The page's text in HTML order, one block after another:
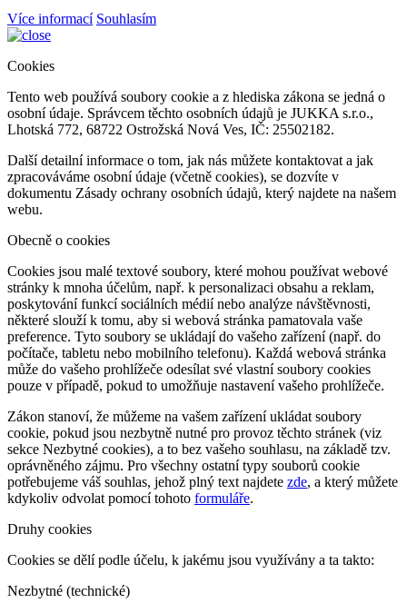
Více informací Souhlasím
Cookies
Tento web používá soubory cookie a z hlediska zákona se jedná o
osobní údaje. Správcem těchto osobních údajů je JUKKA s.r.o.,
Lhotská 772, 68722 Ostrožská Nová Ves, IČ: 25502182.
Další detailní informace o tom, jak nás můžete kontaktovat a jak
zpracováváme osobní údaje (včetně cookies), se dozvíte v
dokumentu Zásady ochrany osobních údajů, který najdete na našem
webu.
Obecně o cookies
Cookies jsou malé textové soubory, které mohou používat webové
stránky k mnoha účelům, např. k personalizaci obsahu a reklam,
poskytování funkcí sociálních médií nebo analýze návštěvnosti,
některé slouží k tomu, aby si webová stránka pamatovala vaše
preference. Tyto soubory se ukládají do vašeho zařízení (např. do
počítače, tabletu nebo mobilního telefonu). Každá webová stránka
může do vašeho prohlížeče odesílat své vlastní soubory cookies
pouze v případě, pokud to umožňuje nastavení vašeho prohlížeče.
Zákon stanoví, že můžeme na vašem zařízení ukládat soubory
cookie, pokud jsou nezbytně nutné pro provoz těchto stránek (viz
sekce Nezbytné cookies), a to bez vašeho souhlasu, na základě tzv.
oprávněného zájmu. Pro všechny ostatní typy souborů cookie
potřebujeme váš souhlas, jehož plný text najdete zde, a který můžete
kdykoliv odvolat pomocí tohoto formuláře.
Druhy cookies
Cookies se dělí podle účelu, k jakému jsou využívány a ta takto:
Nezbytné (technické)